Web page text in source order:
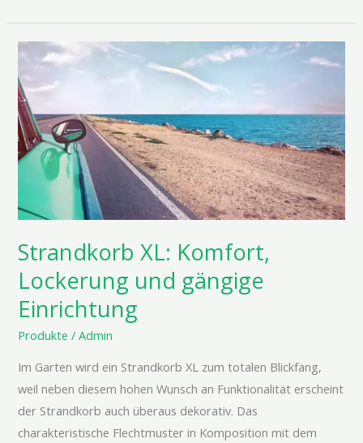
Strandkorb XL: Komfort,
Lockerung und gängige
Einrichtung
Produkte /Admin
Im Garten wird ein Strandkorb XL zum totalen Blickfang,
weil neben diesem hohen Wunsch an Funktionalität erscheint
der Strandkorb auch überaus dekorativ. Das
charakteristische Flechtmuster in Komposition mit dem
Strandkorb
XL:
Komfort,
Lockerung
und
gängige
Einrichtung